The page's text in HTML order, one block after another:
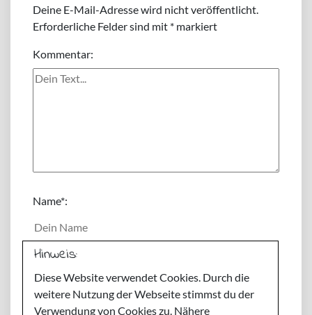
Deine E-Mail-Adresse wird nicht veröffentlicht.
Erforderliche Felder sind mit * markiert
Kommentar:
Name*:
E-Mail*:
Webseite:
Hinweis:
Diese Website verwendet Cookies. Durch die
weitere Nutzung der Webseite stimmst du der
Verwendung von Cookies zu. Nähere